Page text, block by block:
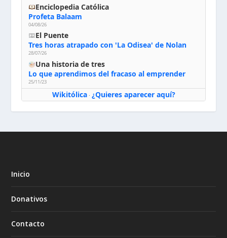
Enciclopedia Católica
Profeta Balaam
04/08/26
El Puente
Tres horas atrapado con 'La Odisea' de Nolan
28/07/26
Una historia de tres
Lo que aprendimos del fracaso al emprender
25/11/23
Wikitólica· ¿Quieres aparecer aquí?
Inicio
Donativos
Contacto